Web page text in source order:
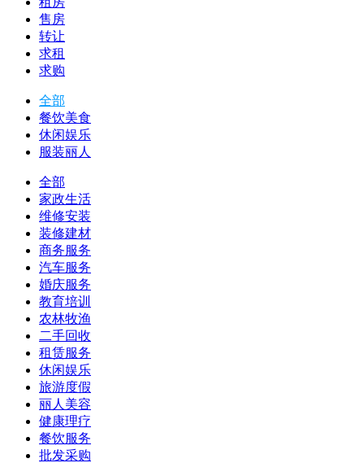
售房
转让
求租
求购
全部
餐饮美食
休闲娱乐
服装丽人
全部
家政生活
维修安装
装修建材
商务服务
汽车服务
婚庆服务
教育培训
农林牧渔
二手回收
租赁服务
休闲娱乐
旅游度假
丽人美容
健康理疗
餐饮服务
批发采购